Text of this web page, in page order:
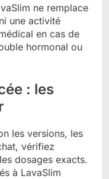
ne remplace
une activité
en cas de
hormonal ou
: les
les versions, les
vérifiez
dosages exacts.
à LavaSlim